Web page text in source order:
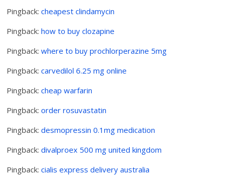
Pingback:cheapest clindamycin
Pingback:how to buy clozapine
Pingback:where to buy prochlorperazine 5mg
Pingback:carvedilol 6.25 mg online
Pingback:cheap warfarin
Pingback:order rosuvastatin
Pingback:desmopressin 0.1mg medication
Pingback:divalproex 500 mg united kingdom
Pingback:cialis express delivery australia